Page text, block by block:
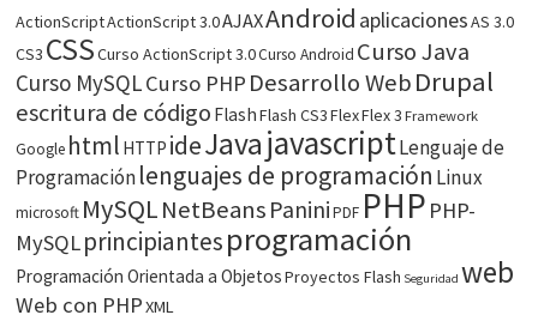
ActionScriptActionScript 3.0AJAXAndroid aplicacionesAS 3.0
CS3 CSSCurso ActionScript 3.0Curso Android Curso Java
Curso MySQLCurso PHP Desarrollo WebDrupal
escritura de código FlashFlash CS3FlexFlex 3 Framework
Google html HTTP ideJavajavascriptLenguaje de
Programaciónlenguajes de programación Linux
microsoft MySQLNetBeans Panini PDF PHP PHP-
MySQLprincipiantesprogramación
Programación Orientada a ObjetosProyectos Flash Seguridad web
Web con PHPXML